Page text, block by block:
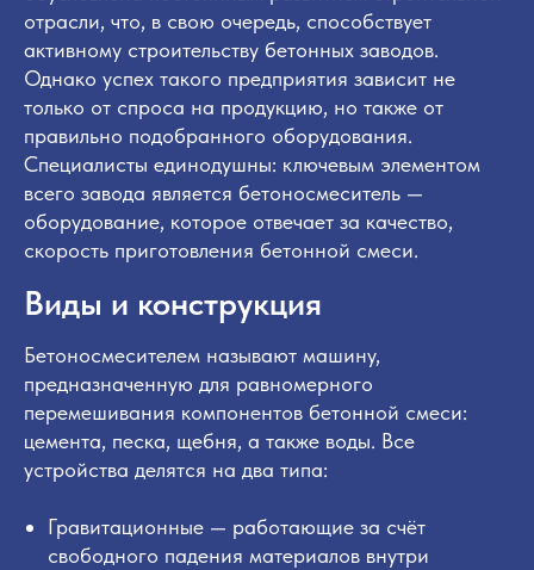
отрасли, что, в свою очередь, способствует
активному строительству бетонных заводов.
Однако успех такого предприятия зависит не
только от спроса на продукцию, но также от
правильно подобранного оборудования.
Специалисты единодушны: ключевым элементом
всего завода является бетоносмеситель —
оборудование, которое отвечает за качество,
скорость приготовления бетонной смеси.
Виды и конструкция
Бетоносмесителем называют машину,
предназначенную для равномерного
перемешивания компонентов бетонной смеси:
цемента, песка, щебня, а также воды. Все
устройства делятся на два типа:
Гравитационные — работающие за счёт
свободного падения материалов внутри